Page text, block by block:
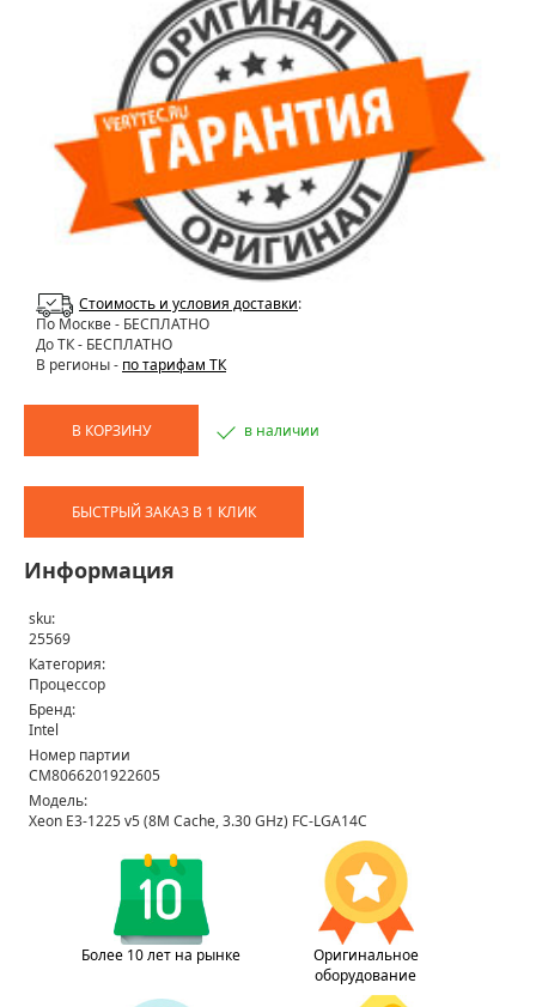
Стоимость и условия доставки:
По Москве- БЕСПЛАТНО
До ТК - БЕСПЛАТНО
В регионы - по тарифам ТК
В КОРЗИНУ в наличии
БЫСТРЫЙ ЗАКАЗ В 1 КЛИК
Информация
sku:
25569
Категория:
Процессор
Бренд:
Intel
Номер партии
CM8066201922605
Модель:
Xeon E3-1225 v5 (8M Cache, 3.30 GHz) FC-LGA14C
Более 10 лет на рынке
Оригинальное
оборудование